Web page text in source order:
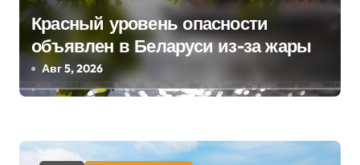
я
п
о
а
Красный уровень опасности
объявлен в Беларуси из-за жары
Авг 5, 2026